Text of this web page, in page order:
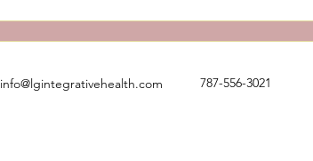
info@lgintegrativehealth.com 787-556-3021